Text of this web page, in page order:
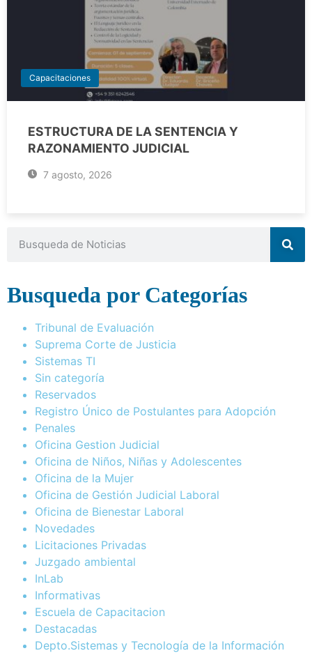
Capacitaciones
ESTRUCTURA DE LA SENTENCIA Y
RAZONAMIENTO JUDICIAL
7 agosto, 2026
Busqueda por Categorías
Tribunal de Evaluación
Suprema Corte de Justicia
Sistemas TI
Sin categoría
Reservados
Registro Único de Postulantes para Adopción
Penales
Oficina Gestion Judicial
Oficina de Niños, Niñas y Adolescentes
Oficina de la Mujer
Oficina de Gestión Judicial Laboral
Oficina de Bienestar Laboral
Novedades
Licitaciones Privadas
Juzgado ambiental
InLab
Informativas
Escuela de Capacitacion
Destacadas
Depto.Sistemas y Tecnología de la Información